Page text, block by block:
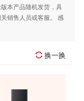
本产品随机发货，具
销售人员或客服。 感
换一换